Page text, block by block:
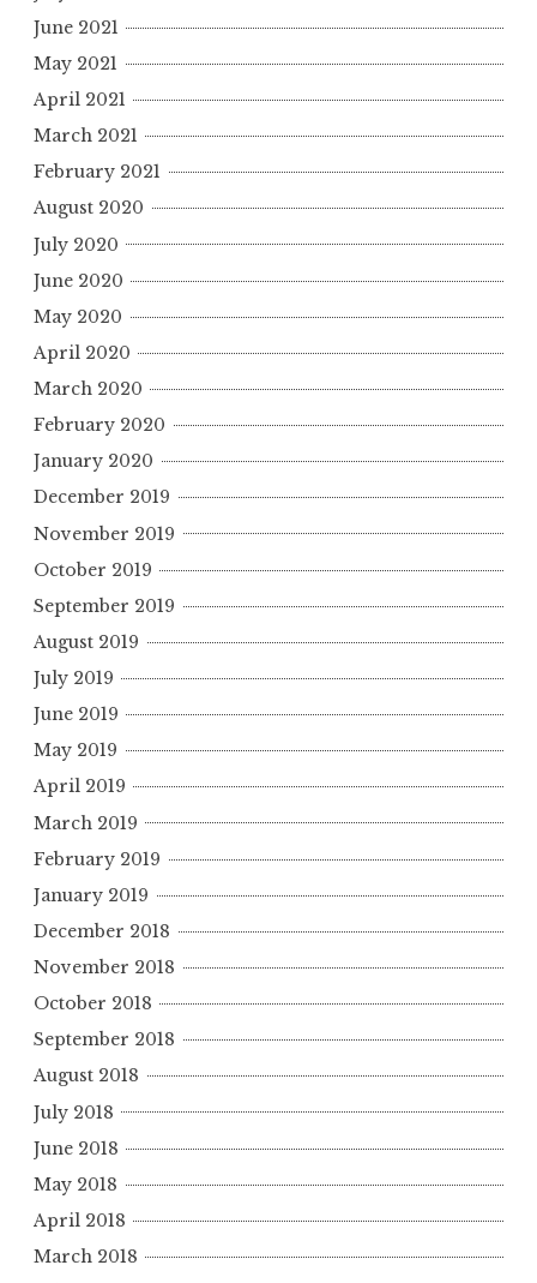
June 2021
May 2021
April 2021
March 2021
February 2021
August 2020
July 2020
June 2020
May 2020
April 2020
March 2020
February 2020
January 2020
December 2019
November 2019
October 2019
September 2019
August 2019
July 2019
June 2019
May 2019
April 2019
March 2019
February 2019
January 2019
December 2018
November 2018
October 2018
September 2018
August 2018
July 2018
June 2018
May 2018
April 2018
March 2018